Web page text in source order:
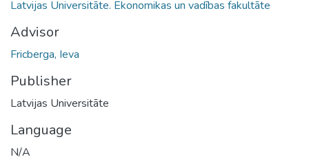
Latvijas Universitāte. Ekonomikas un vadības fakultāte
Advisor
Fricberga, Ieva
Publisher
Latvijas Universitāte
Language
N/A